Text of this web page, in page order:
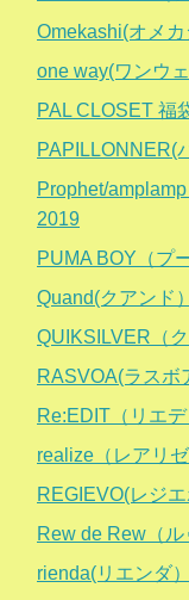
Omekashi(オメ
one way(ワンウ
PAL CLOSET 福
Prophet/
2019
PUMA BOY（プ
Quand(クアンド
QUIKSILVER（
RASVOA(ラスボ
Re:EDIT（リエ
realize（レアリ
REGIEVO(レジ
Rew de Rew（
rienda(リエンダ